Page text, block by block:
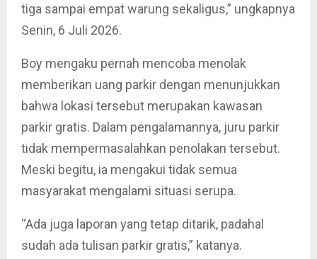
tiga sampai empat warung sekaligus,” ungkapnya
Senin, 6 Juli 2026.
Boy mengaku pernah mencoba menolak
memberikan uang parkir dengan menunjukkan
bahwa lokasi tersebut merupakan kawasan
parkir gratis. Dalam pengalamannya, juru parkir
tidak mempermasalahkan penolakan tersebut.
Meski begitu, ia mengakui tidak semua
masyarakat mengalami situasi serupa.
“Ada juga laporan yang tetap ditarik, padahal
sudah ada tulisan parkir gratis,” katanya.